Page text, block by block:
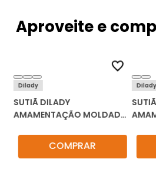
Aproveite e
Dilady
SUTIÃ DILADY
AMAMENTAÇÃO MOLDADO
COMPRAR
Dilady